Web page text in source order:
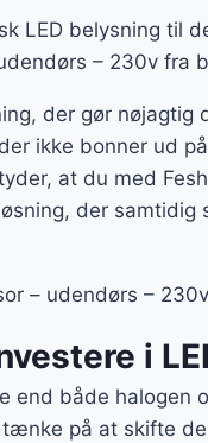
LED belysning til
– 230v
der gør
ikke bonner ud
at du med
der
– udendørs –
i
end både halogen
på at skifte